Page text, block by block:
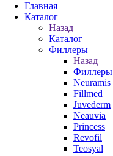
Главная
Каталог
Назад
Каталог
Филлеры
Назад
Филлеры
Neuramis
Fillmed
Juvederm
Neauvia
Princess
Revofil
Teosyal